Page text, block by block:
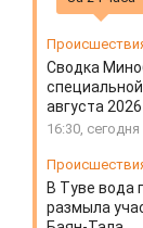
Сводка
августа
16:30, сегодня
В Туве вода
размыла